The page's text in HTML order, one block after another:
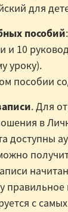
для
пособий
и 10
уроку).
пособии
. Для
в
доступны
с